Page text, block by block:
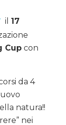
il 17
Cup con
da 4
natura!!
nei